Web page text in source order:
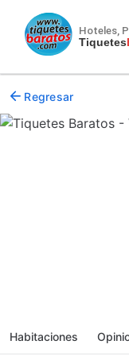
Hoteles,
Tiquetes
Regresar
Habitaciones